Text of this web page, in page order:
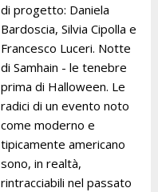
di progetto: Daniela
Bardoscia, Silvia Cipolla e
Francesco Luceri. Notte
di Samhain - le tenebre
prima di Halloween. Le
radici di un evento noto
come moderno e
tipicamente americano
sono, in realtà,
rintracciabili nel passato